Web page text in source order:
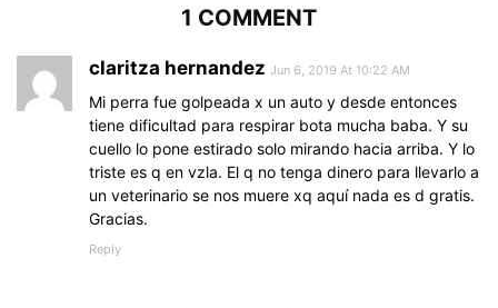
1 COMMENT
claritza hernandez Jun 6, 2019 At 10:22 AM
Mi perra fue golpeada x un auto y desde entonces
tiene dificultad para respirar bota mucha baba. Y su
cuello lo pone estirado solo mirando hacia arriba. Y lo
triste es q en vzla. El q no tenga dinero para llevarlo a
un veterinario se nos muere xq aquí nada es d gratis.
Gracias.
Reply